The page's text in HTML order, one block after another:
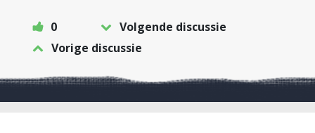
0
Volgende discussie
Vorige discussie